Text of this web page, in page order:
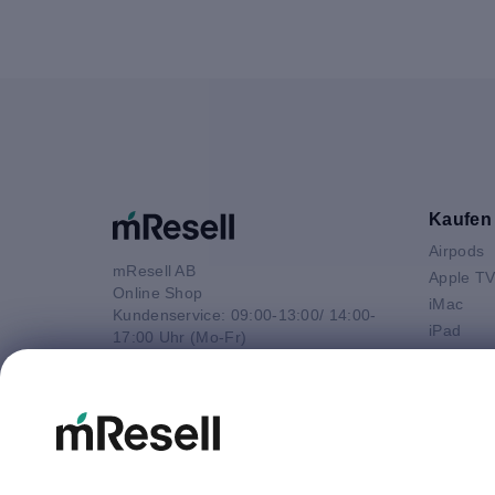
mResell AB
Online Shop
Kundenservice: 09:00-13:00/ 14:00-
17:00 Uhr (Mo-Fr)
info@mresell.de
Kaufen
Airpods
Apple TV
iMac
iPad